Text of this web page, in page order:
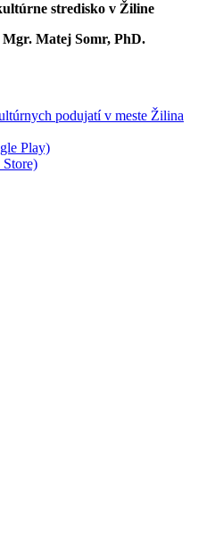
stredisko v Žiline
Mgr. Matej Somr, PhD.
podujatí v meste Žilina
Play)